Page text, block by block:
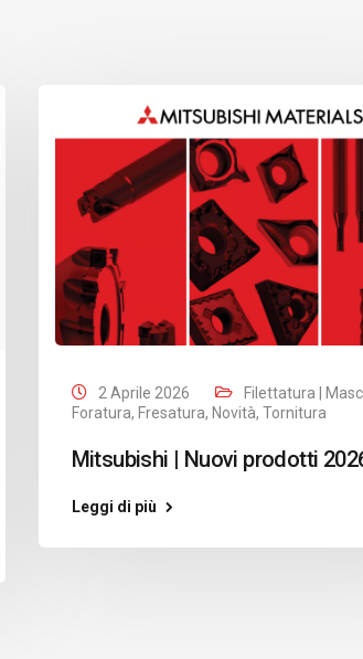
2 Aprile 2026 Filettatura |
Foratura, Fresatura, Novità, Tornitura
Mitsubishi | Nuovi prodotti
Leggi di più